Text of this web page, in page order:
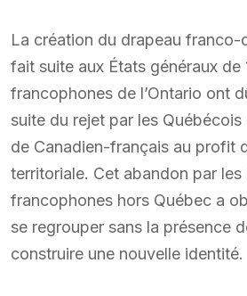
La création du drapeau franco-
fait suite aux États généraux de
francophones de l’Ontario ont
suite du rejet par les
de Canadien-français au profit
territoriale. Cet abandon par
francophones hors Québec a
se regrouper sans la présence
construire une nouvelle identité.